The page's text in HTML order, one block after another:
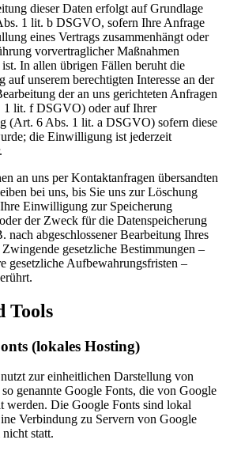
dieser Daten erfolgt auf Grundlage
1 lit. b DSGVO, sofern Ihre Anfrage
eines Vertrags zusammenhängt oder
vorvertraglicher Maßnahmen
In allen übrigen Fällen beruht die
auf unserem berechtigten Interesse an der
der an uns gerichteten Anfragen
1 lit. f DSGVO) oder auf Ihrer
(Art. 6 Abs. 1 lit. a DSGVO) sofern diese
die Einwilligung ist jederzeit
an uns per Kontaktanfragen übersandten
bei uns, bis Sie uns zur Löschung
Einwilligung zur Speicherung
der Zweck für die Datenspeicherung
nach abgeschlossener Bearbeitung Ihres
gesetzliche Bestimmungen –
gesetzliche Aufbewahrungsfristen –
Tools
(lokales Hosting)
zur einheitlichen Darstellung von
genannte Google Fonts, die von Google
werden. Die Google Fonts sind lokal
Verbindung zu Servern von Google
statt.